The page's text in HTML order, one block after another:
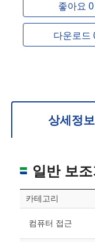
좋아요 0
다운로드
상세정보
일반 보
카테고리
컴퓨터 접근